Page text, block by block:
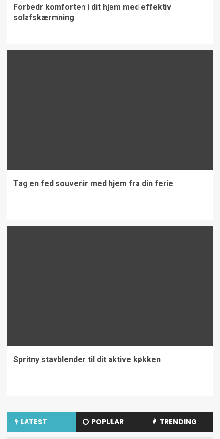
Forbedr komforten i dit hjem med effektiv
solafskærmning
Tag en fed souvenir med hjem fra din ferie
Spritny stavblender til dit aktive køkken
LATEST POPULAR TRENDING